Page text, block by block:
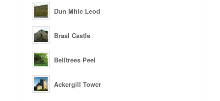
Dun Mhic Leod
Braal Castle
Belltrees Peel
Ackergill Tower